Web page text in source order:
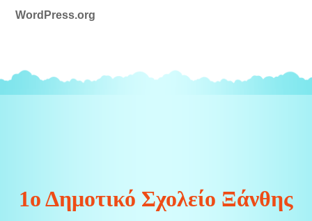
WordPress.org
1ο Δημοτικό Σχολείο Ξάνθης